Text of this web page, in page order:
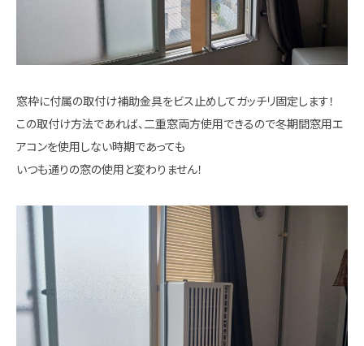
窓枠に付属の取付け補助金具をビス止めしてガッチリ固定します！
この取付け方法であれば、二重窓両方使用できるので冬期間窓用エ
アコンを使用しない時期であっても
いつも通りの窓の使用と変わりません！